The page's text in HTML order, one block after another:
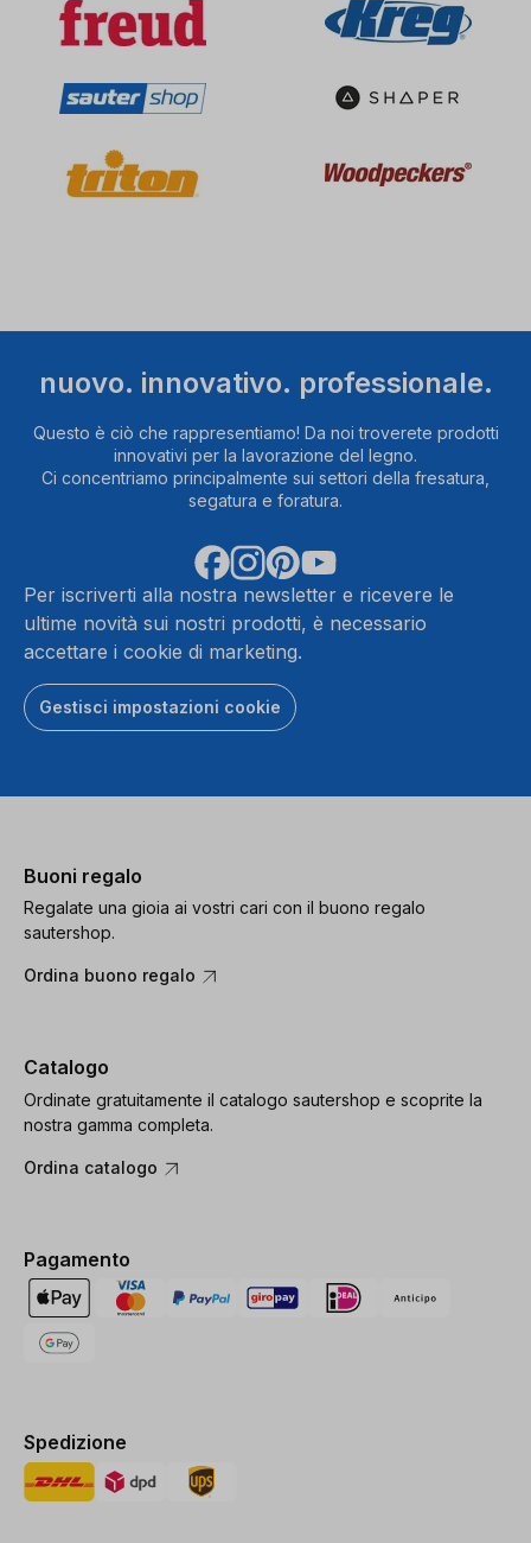
nuovo. innovativo. professionale.
Questo è ciò che rappresentiamo! Da noi troverete prodotti
innovativi per la lavorazione del legno.
Ci concentriamo principalmente sui settori della fresatura,
segatura e foratura.
Per iscriverti alla nostra newsletter e ricevere le
ultime novità sui nostri prodotti, è necessario
accettare i cookie di marketing.
Gestisci impostazioni cookie
Buoni regalo
Regalate una gioia ai vostri cari con il buono regalo
sautershop.
Ordina buono regalo
Catalogo
Ordinate gratuitamente il catalogo sautershop e scoprite la
nostra gamma completa.
Ordina catalogo
Pagamento
Spedizione